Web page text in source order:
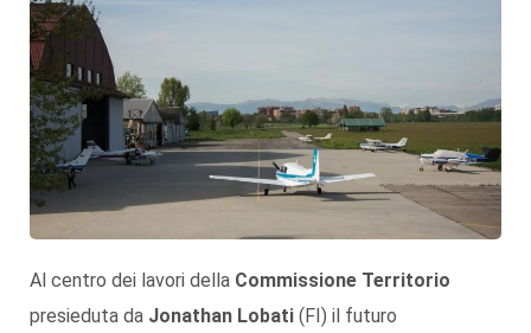
Al centro dei lavori della Commissione Territorio
presieduta da Jonathan Lobati (FI) il futuro